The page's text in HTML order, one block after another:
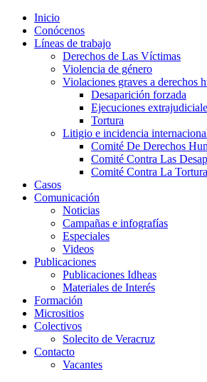
Inicio
Conócenos
Líneas de trabajo
Derechos de Las Víctimas
Violencia de género
Violaciones graves a derechos
Desaparición forzada​
Ejecuciones
Tortura
Litigio e incidencia
Comité De Derechos
Comité Contra Las
Comité Contra La Tortura​
Casos
Comunicación
Noticias
Campañas e infografías
Especiales
Videos
Publicaciones
Publicaciones Idheas
Materiales de Interés
Formación
Micrositios
Colectivos
Solecito de Veracruz
Contacto
Vacantes